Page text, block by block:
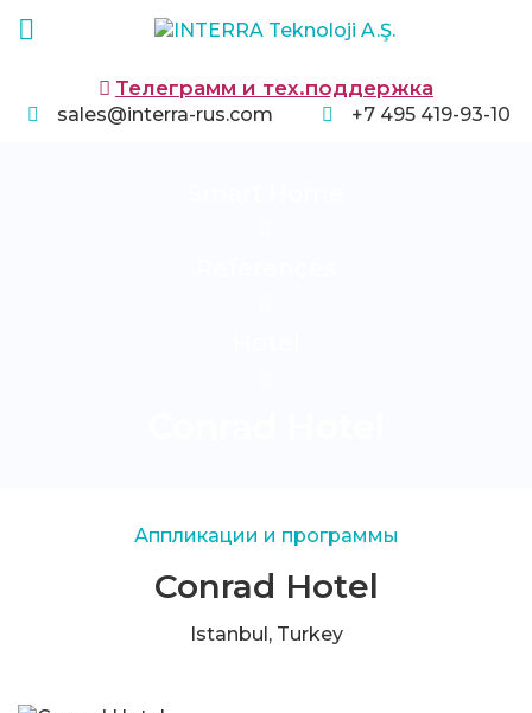
Телеграмм и тех.поддержка
sales@interra-rus.com +7 495 419-93-10
Аппликации и программы
Conrad Hotel
Istanbul, Turkey